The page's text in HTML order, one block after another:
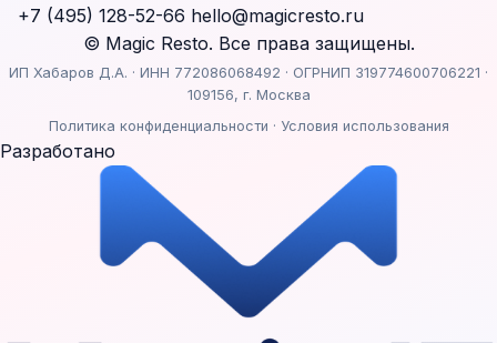
+7 (495) 128-52-66 hello@magicresto.ru
© Magic Resto. Все права защищены.
ИП Хабаров Д.А. · ИНН 772086068492 · ОГРНИП 319774600706221 ·
109156, г. Москва
Политика конфиденциальности · Условия использования
Разработано